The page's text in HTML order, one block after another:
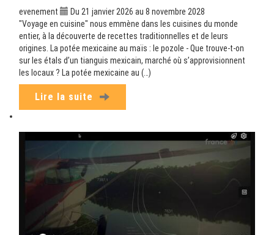
evenement
Du 21 janvier 2026 au 8 novembre 2028
"Voyage en cuisine" nous emmène dans les cuisines du monde
entier, à la découverte de recettes traditionnelles et de leurs
origines. La potée mexicaine au maïs : le pozole - Que trouve-t-on
sur les étals d’un tianguis mexicain, marché où s’approvisionnent
les locaux ? La potée mexicaine au (…)
Lire la suite